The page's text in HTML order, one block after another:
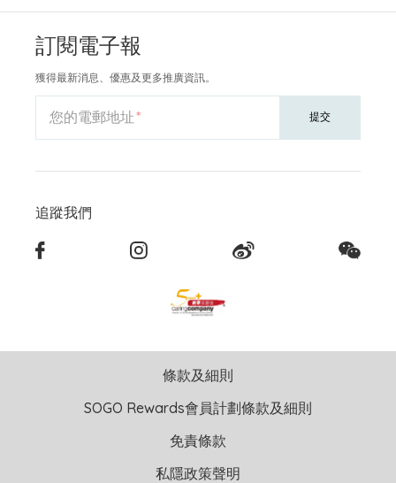
訂閱電子報
獲得最新消息、優惠及更多推廣資訊。
您的電郵地址 提交
追蹤我們
條款及細則
SOGO Rewards會員計劃條款及細則
免責條款
私隱政策聲明